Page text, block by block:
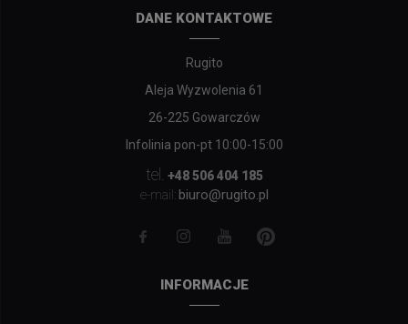
DANE KONTAKTOWE
Rugito
Aleja Wyzwolenia 61
26-225 Gowarczów
Infolinia pon-pt 10:00-15:00
tel. +48 506 404 185
e-mail: biuro@rugito.pl
INFORMACJE